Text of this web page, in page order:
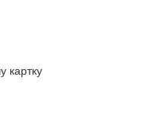
картку